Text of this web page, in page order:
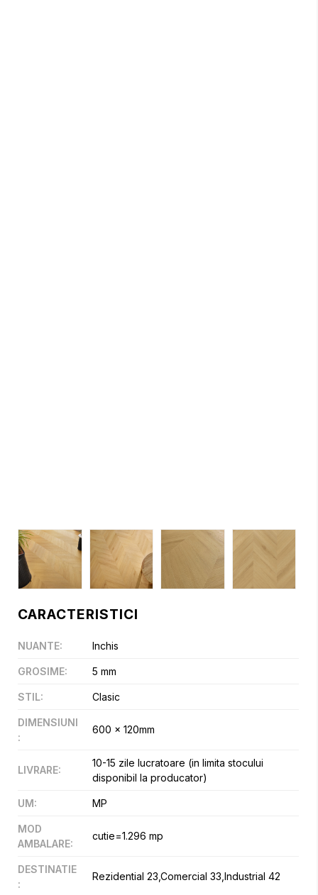
CARACTERISTICI
NUANTE: Inchis
GROSIME: 5 mm
STIL: Clasic
DIMENSIUNI
:
600 x 120mm
LIVRARE:
10-15 zile lucratoare (in limita stocului
disponibil la producator)
UM: MP
MOD
AMBALARE:
cutie=1.296 mp
DESTINATIE
:
Rezidential 23,Comercial 33,Industrial 42